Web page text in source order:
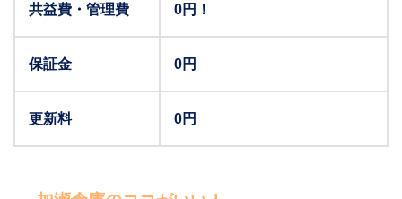
共益費・管理費 0円！
保証金 0円
更新料 0円